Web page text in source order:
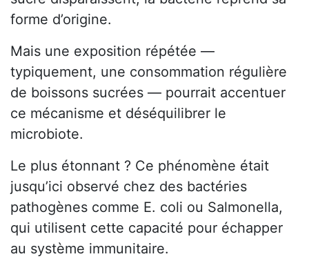
forme d’origine.
Mais une exposition répétée —
typiquement, une consommation régulière
de boissons sucrées — pourrait accentuer
ce mécanisme et déséquilibrer le
microbiote.
Le plus étonnant ? Ce phénomène était
jusqu’ici observé chez des bactéries
pathogènes comme E. coli ou Salmonella,
qui utilisent cette capacité pour échapper
au système immunitaire.